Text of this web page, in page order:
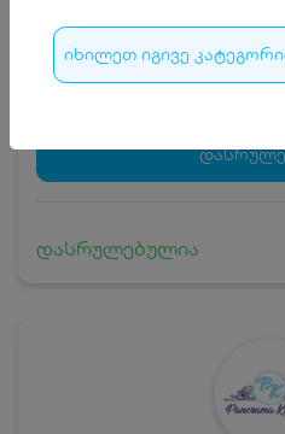
იხილეთ იგივე
დამატებითი საწოლი
კვება
დასრულებულია